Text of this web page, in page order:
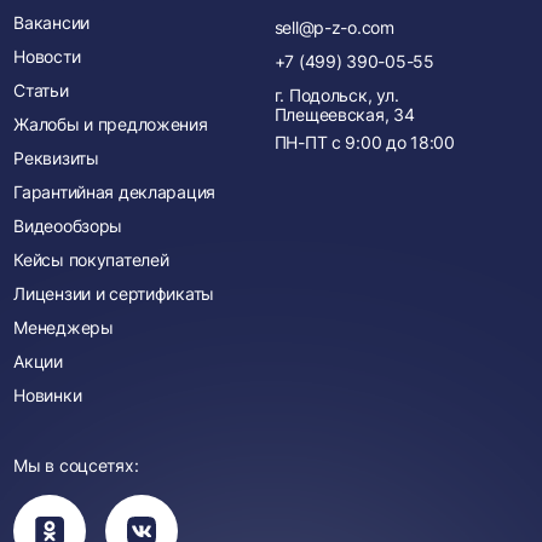
Вакансии
Новости
Статьи
Жалобы и предложения
Реквизиты
Гарантийная декларация
Видеообзоры
Кейсы покупателей
Лицензии и сертификаты
Менеджеры
Акции
Новинки
sell@p-z-o.com
+7 (499) 390-05-55
г. Подольск, ул.
Плещеевская, 34
ПН-ПТ с 9:00 до 18:00
Мы в соцсетях:
Вы
перейдете
Вы
перейдете